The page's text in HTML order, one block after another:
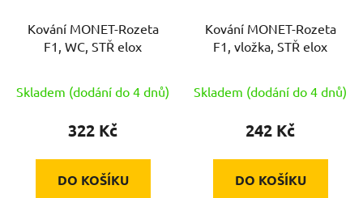
Kování MONET-Rozeta
F1, WC, STŘ elox
Skladem (dodání do 4 dnů)
322 Kč
DO KOŠÍKU
Kování MONET-Rozeta
F1, vložka, STŘ elox
Skladem (dodání do 4 dnů)
242 Kč
DO KOŠÍKU